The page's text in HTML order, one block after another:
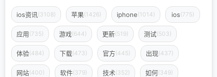
ios资讯 (3108) 苹果(1426) iphone(1014) ios(775)
应用(735) 游戏(644) 更新(519) 测试(503)
体验(484) 下载(473) 官方(445) 出现(437)
网站(400) 软件(379) 技术(352) 如何(349)